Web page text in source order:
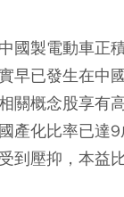
國製電動車正
早已發生在中
關概念股享有
產化比率已達
到壓抑，本益